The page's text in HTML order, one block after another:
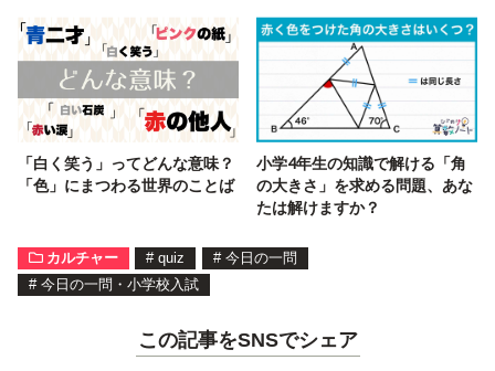
「白く笑う」ってどんな意味？
「色」にまつわる世界のことば
小学4年生の知識で解ける「角
の大きさ」を求める問題、あな
たは解けますか？
カルチャー # quiz # 今日の一問
# 今日の一問・小学校入試
この記事をSNSでシェア